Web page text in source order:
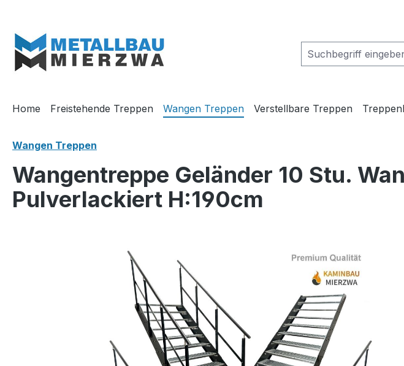
Home Freistehende Treppen Wangen Treppen Verstellbare Treppen
Wangen Treppen
Wangentreppe Geländer 10 Stu.
Pulverlackiert H:190cm
Bildergalerie überspringen